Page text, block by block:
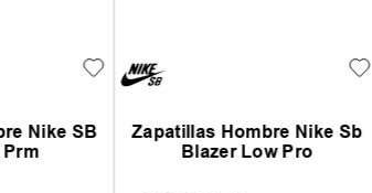
Zapatilla Hombre Nike Sb
Zoom Nyjah 3 Pr